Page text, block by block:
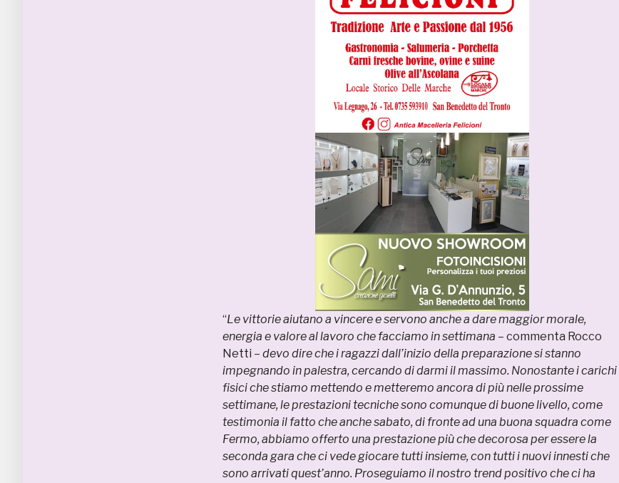
“Le vittorie aiutano a vincere e servono anche a dare maggior morale,
energia e valore al lavoro che facciamo in settimana – commenta Rocco
Netti – devo dire che i ragazzi dall’inizio della preparazione si stanno
impegnando in palestra, cercando di darmi il massimo. Nonostante i carichi
fisici che stiamo mettendo e metteremo ancora di più nelle prossime
settimane, le prestazioni tecniche sono comunque di buone livello, come
testimonia il fatto che anche sabato, di fronte ad una buona squadra come
Fermo, abbiamo offerto una prestazione più che decorosa per essere la
seconda gara che ci vede giocare tutti insieme, con tutti i nuovi innesti che
sono arrivati quest’anno. Proseguiamo il nostro trend positivo che ci ha